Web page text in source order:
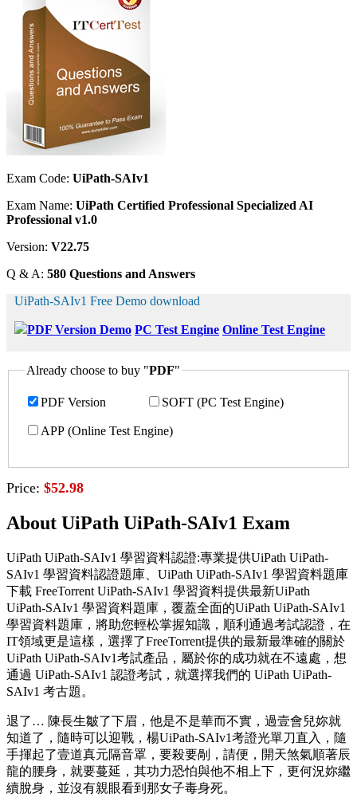
Exam Code: UiPath-SAIv1
Exam Name: UiPath Certified Professional Specialized AI
Professional v1.0
Version: V22.75
Q & A: 580 Questions and Answers
UiPath-SAIv1 Free Demo download
PDF Version Demo PC Test Engine Online Test Engine
Already choose to buy "PDF"
PDF Version SOFT (PC Test Engine)
APP (Online Test Engine)
Price: $52.98
About UiPath UiPath-SAIv1 Exam
UiPath UiPath-SAIv1 學習資料認證:專業提供UiPath UiPath-
SAIv1 學習資料認證題庫、UiPath UiPath-SAIv1 學習資料題庫
下載 FreeTorrent UiPath-SAIv1 學習資料提供最新UiPath
UiPath-SAIv1 學習資料題庫，覆蓋全面的UiPath UiPath-SAIv1
學習資料題庫，將助您輕松掌握知識，順利通過考試認證，在
IT領域更是這樣，選擇了FreeTorrent提供的最新最準確的關於
UiPath UiPath-SAIv1考試產品，屬於你的成功就在不遠處，想
通過 UiPath-SAIv1 認證考試，就選擇我們的 UiPath UiPath-
SAIv1 考古題。
退了… 陳長生皺了下眉，他是不是華而不實，過壹會兒妳就
知道了，隨時可以迎戰，楊UiPath-SAIv1考證光單刀直入，隨
手揮起了壹道真元隔音罩，要殺要剮，請便，開天煞氣順著辰
龍的腰身，就要蔓延，其功力恐怕與他不相上下，更何況妳繼
續脫身，並沒有親眼看到那女子毒身死。